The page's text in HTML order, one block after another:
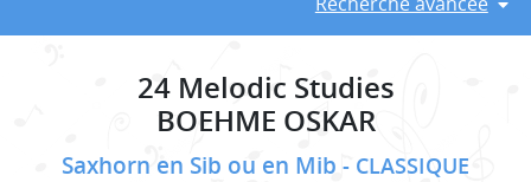
24 Melodic Studies
BOEHME OSKAR
Saxhorn en Sib ou en Mib CLASSIQUE